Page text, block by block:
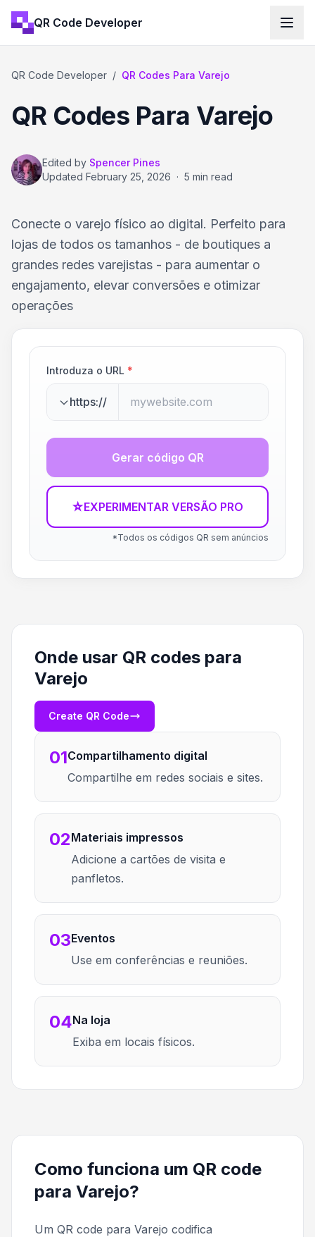
QR Code Developer
QR Code Developer / QR Codes Para Varejo
QR Codes Para Varejo
Edited by Spencer Pines
Updated February 25, 2026 · 5 min read
Conecte o varejo físico ao digital. Perfeito para
lojas de todos os tamanhos - de boutiques a
grandes redes varejistas - para aumentar o
engajamento, elevar conversões e otimizar
operações
Introduza o URL *
https://
Gerar código QR
☆EXPERIMENTAR VERSÃO PRO
*Todos os códigos QR sem anúncios
Onde usar QR codes para
Varejo
Create QR Code
01Compartilhamento digital
Compartilhe em redes sociais e sites.
02Materiais impressos
Adicione a cartões de visita e
panfletos.
03Eventos
Use em conferências e reuniões.
04Na loja
Exiba em locais físicos.
Como funciona um QR code
para Varejo?
Um QR code para Varejo codifica